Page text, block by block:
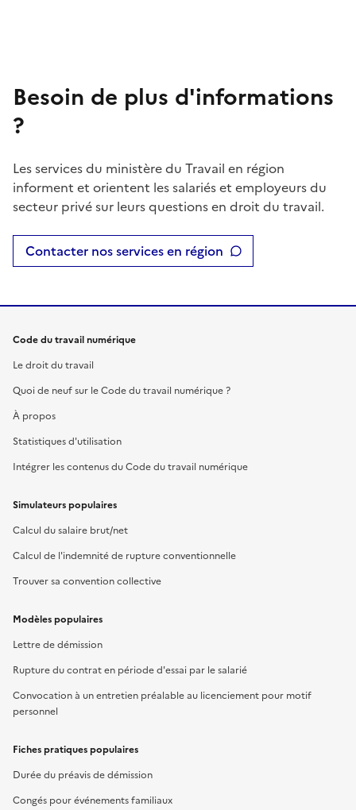
Besoin de plus d'informations
?
Les services du ministère du Travail en région
informent et orientent les salariés et employeurs du
secteur privé sur leurs questions en droit du travail.
Contacter nos services en région
Code du travail numérique
Le droit du travail
Quoi de neuf sur le Code du travail numérique ?
À propos
Statistiques d'utilisation
Intégrer les contenus du Code du travail numérique
Simulateurs populaires
Calcul du salaire brut/net
Calcul de l'indemnité de rupture conventionnelle
Trouver sa convention collective
Modèles populaires
Lettre de démission
Rupture du contrat en période d'essai par le salarié
Convocation à un entretien préalable au licenciement pour motif
personnel
Fiches pratiques populaires
Durée du préavis de démission
Congés pour événements familiaux